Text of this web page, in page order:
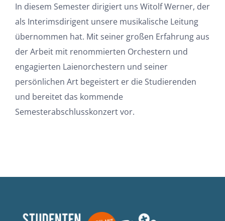
In diesem Semester dirigiert uns Witolf Werner, der
als Interimsdirigent unsere musikalische Leitung
übernommen hat. Mit seiner großen Erfahrung aus
der Arbeit mit renommierten Orchestern und
engagierten Laienorchestern und seiner
persönlichen Art begeistert er die Studierenden
und bereitet das kommende
Semesterabschlusskonzert vor.